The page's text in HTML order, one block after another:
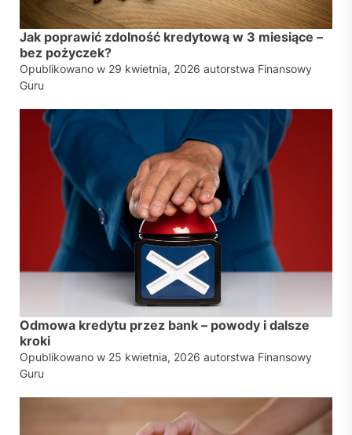
Jak poprawić zdolność kredytową w 3 miesiące –
bez pożyczek?
Opublikowano w 29 kwietnia, 2026 autorstwa Finansowy
Guru
Odmowa kredytu przez bank – powody i dalsze
kroki
Opublikowano w 25 kwietnia, 2026 autorstwa Finansowy
Guru